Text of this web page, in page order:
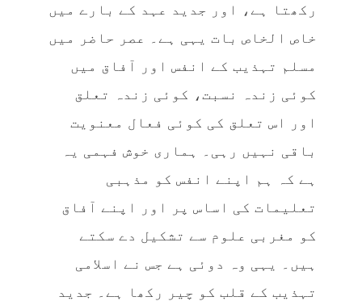
رکھتا ہے، اور جدید عہد کے بارے میں
خاص الخاص بات یہی ہے۔ عصر حاضر میں
مسلم تہذیب کے انفس اور آفاق میں
کوئی زندہ نسبت، کوئی زندہ تعلق
اور اس تعلق کی کوئی فعال معنویت
باقی نہیں رہی۔ ہماری خوش فہمی یہ
ہے کہ ہم اپنے انفس کو مذہبی
تعلیمات کی اساس پر اور اپنے آفاق
کو مغربی علوم سے تشکیل دے سکتے
ہیں۔ یہی وہ دوئی ہے جس نے اسلامی
تہذیب کے قلب کو چیر رکھا ہے۔ جدید